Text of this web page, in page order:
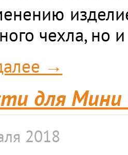
чехла, но
→
для Мини
2018